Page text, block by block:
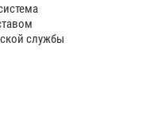
службы